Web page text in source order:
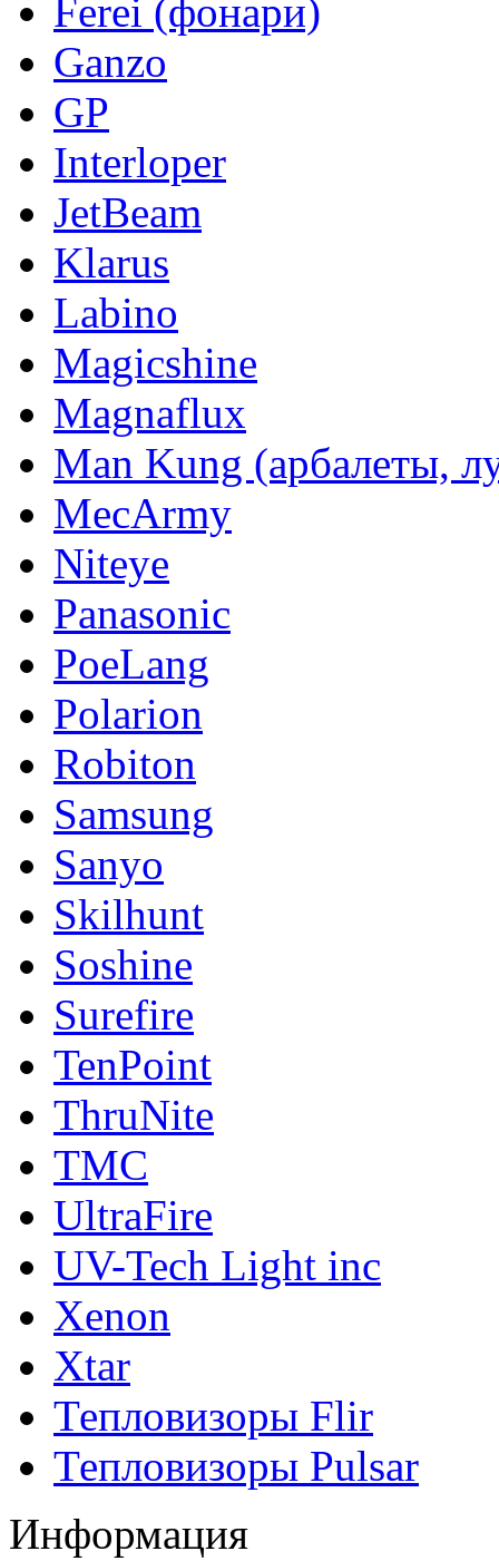
Ferei (фонари)
Ganzo
GP
Interloper
JetBeam
Klarus
Labino
Magicshine
Magnaflux
Man Kung (арбалеты,
MecArmy
Niteye
Panasonic
PoeLang
Polarion
Robiton
Samsung
Sanyo
Skilhunt
Soshine
Surefire
TenPoint
ThruNite
TMC
UltraFire
UV-Tech Light inc
Xenon
Xtar
Тепловизоры Flir
Тепловизоры Pulsar
Информация